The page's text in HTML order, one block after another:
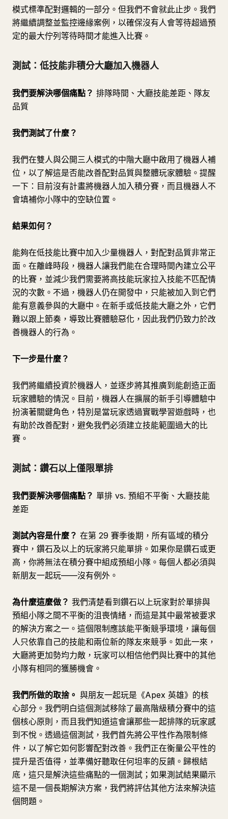
模式標準配對邏輯的一部分。但我們不會就此止步。我們
將繼續調整並監控邊緣案例，以確保沒有人會等待超過預
定的最大佇列等待時間才能進入比賽。
測試：低技能非積分大廳加入機器人
我們要解決哪個痛點？ 排隊時間、大廳技能差距、隊友
品質
我們測試了什麼？
我們在雙人與公開三人模式的中階大廳中啟用了機器人補
位，以了解這是否能改善配對品質與整體玩家體驗。提醒
一下：目前沒有計畫將機器人加入積分賽，而且機器人不
會填補你小隊中的空缺位置。
結果如何？
能夠在低技能比賽中加入少量機器人，對配對品質非常正
面。在離峰時段，機器人讓我們能在合理時間內建立公平
的比賽，並減少我們需要將高技能玩家拉入技能不匹配情
況的次數。不過，機器人仍在開發中，只能被加入到它們
能有意義參與的大廳中。在新手或低技能大廳之外，它們
難以跟上節奏，導致比賽體驗惡化，因此我們仍致力於改
善機器人的行為。
下一步是什麼？
我們將繼續投資於機器人，並逐步將其推廣到能創造正面
玩家體驗的情況。目前，機器人在擴展的新手引導體驗中
扮演著關鍵角色，特別是當玩家透過實戰學習遊戲時，也
有助於改善配對，避免我們必須建立技能範圍過大的比
賽。
測試：鑽石以上僅限單排
我們要解決哪個痛點？ 單排 vs. 預組不平衡、大廳技能
差距
測試內容是什麼？ 在第 29 賽季後期，所有區域的積分
賽中，鑽石及以上的玩家將只能單排。如果你是鑽石或更
高，你將無法在積分賽中組成預組小隊。每個人都必須與
新朋友一起玩——沒有例外。
為什麼這麼做？ 我們清楚看到鑽石以上玩家對於單排與
預組小隊之間不平衡的沮喪情緒，而這是其中最常被要求
的解決方案之一。這個限制應該能平衡競爭環境，讓每個
人只依靠自己的技能和兩位新的隊友來競爭。如此一來，
大廳將更加勢均力敵，玩家可以相信他們與比賽中的其他
小隊有相同的獲勝機會。
我們所做的取捨。 與朋友一起玩是《Apex 英雄》的核
心部分。我們明白這個測試移除了最高階級積分賽中的這
個核心原則，而且我們知道這會讓那些一起排隊的玩家感
到不悅。透過這個測試，我們首先將公平性作為限制條
件，以了解它如何影響配對改善。我們正在衡量公平性的
提升是否值得，並準備好聽取任何坦率的反饋。歸根結
底，這只是解決這些痛點的一個測試；如果測試結果顯示
這不是一個長期解決方案，我們將評估其他方法來解決這
個問題。